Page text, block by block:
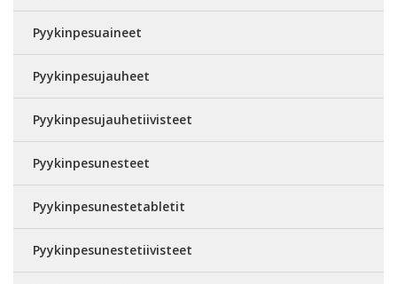
Pyykinpesuaineet
Pyykinpesujauheet
Pyykinpesujauhetiivisteet
Pyykinpesunesteet
Pyykinpesunestetabletit
Pyykinpesunestetiivisteet